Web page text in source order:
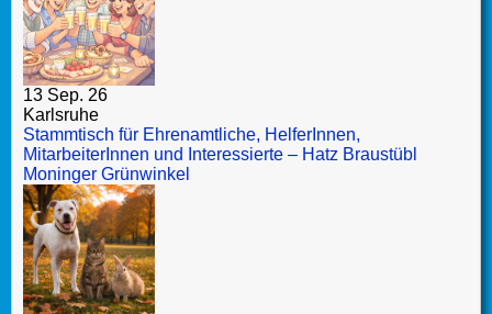
13 Sep. 26
Karlsruhe
Stammtisch für Ehrenamtliche, HelferInnen,
MitarbeiterInnen und Interessierte – Hatz Braustübl
Moninger Grünwinkel